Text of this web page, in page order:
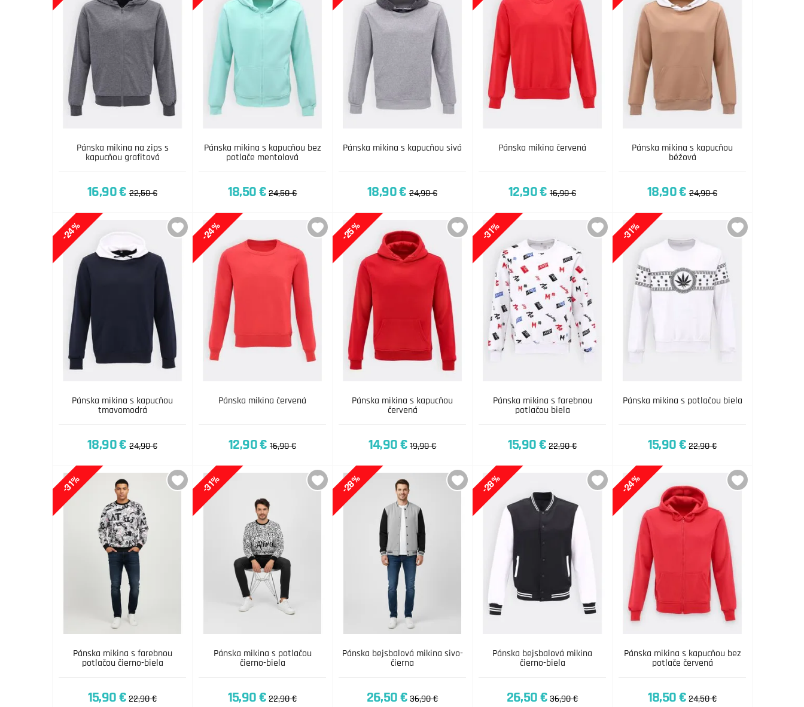
Pánska mikina na zips s
kapucňou grafitová
16,90 € 22,50 €
Pánska mikina s kapucňou bez
potlače mentolová
18,50 € 24,50 €
Pánska mikina s kapucňou sivá
18,90 € 24,90 €
Pánska mikina červená
12,90 € 16,90 €
Pánska mikina s kapucňou
béžová
18,90 € 24,90 €
Pánska mikina s kapucňou
tmavomodrá
-24%
18,90 € 24,90 €
Pánska mikina červená
-24%
12,90 € 16,90 €
Pánska mikina s kapucňou
červená
-25%
14,90 € 19,90 €
Pánska mikina s farebnou
potlačou biela
-31%
15,90 € 22,90 €
Pánska mikina s potlačou biela
-31%
15,90 € 22,90 €
Pánska mikina s farebnou
potlačou čierno-biela
-31%
15,90 € 22,90 €
Pánska mikina s potlačou
čierno-biela
-31%
15,90 € 22,90 €
Pánska bejsbalová mikina sivo-
čierna
-28%
26,50 € 36,90 €
Pánska bejsbalová mikina
čierno-biela
-28%
26,50 € 36,90 €
Pánska mikina s kapucňou bez
potlače červená
-24%
18,50 € 24,50 €